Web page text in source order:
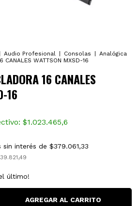
Audio Profesional Consolas
Analógica
WATTSON MXSD-16
16 CANALES
16
$1.023.465,6
sin interés de $379.061,33
último!